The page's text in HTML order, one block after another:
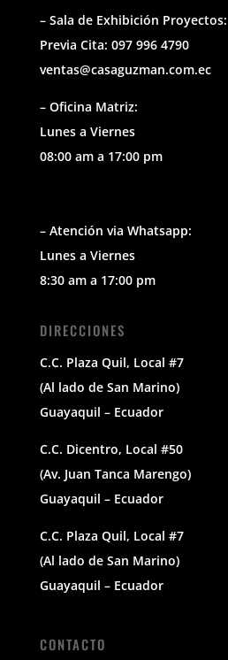
– Sala de Exhibición Proyectos:
Previa Cita: 097 996 4790
ventas@casaguzman.com.ec
– Oficina Matriz:
Lunes a Viernes
08:00 am a 17:00 pm
– Atención via Whatsapp:
Lunes a Viernes
8:30 am a 17:00 pm
DIRECCIONES
C.C. Plaza Quil, Local #7
(Al lado de San Marino)
Guayaquil – Ecuador
C.C. Dicentro, Local #50
(Av. Juan Tanca Marengo)
Guayaquil – Ecuador
C.C. Plaza Quil, Local #7
(Al lado de San Marino)
Guayaquil – Ecuador
CONTACTO